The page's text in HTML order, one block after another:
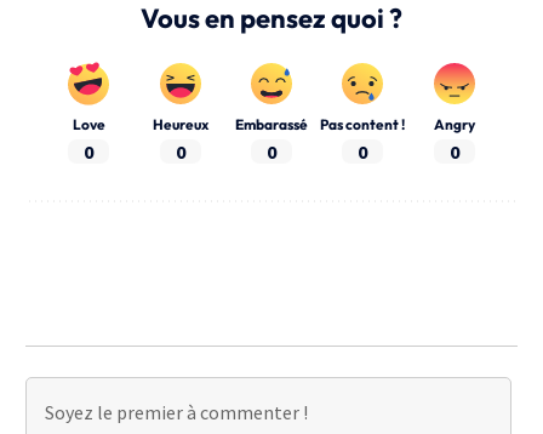
Vous en pensez quoi ?
Love
0
Heureux
0
Embarassé
0
Pas content !
0
Angry
0